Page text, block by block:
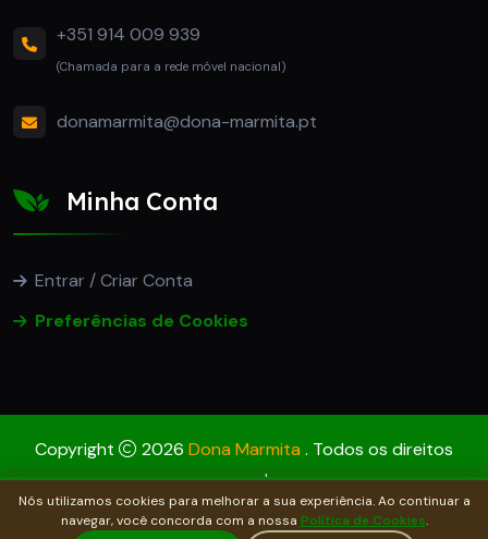
+351 914 009 939
(Chamada para a rede móvel nacional)
donamarmita@dona-marmita.pt
Minha Conta
Entrar / Criar Conta
Preferências de Cookies
Copyright 2026 Dona Marmita . Todos os direitos
reservados.
Desenvolvido porRL Web Solutions 4 You
Nós utilizamos cookies para melhorar a sua experiência. Ao continuar a
navegar, você concorda com a nossa Política de Cookies.